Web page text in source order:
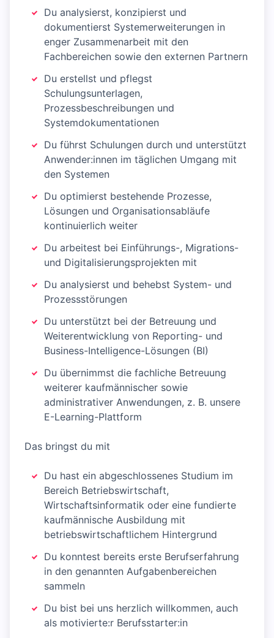
Du analysierst, konzipierst und
dokumentierst Systemerweiterungen in
enger Zusammenarbeit mit den
Fachbereichen sowie den externen Partnern
Du erstellst und pflegst
Schulungsunterlagen,
Prozessbeschreibungen und
Systemdokumentationen
Du führst Schulungen durch und unterstützt
Anwender:innen im täglichen Umgang mit
den Systemen
Du optimierst bestehende Prozesse,
Lösungen und Organisationsabläufe
kontinuierlich weiter
Du arbeitest bei Einführungs-, Migrations-
und Digitalisierungsprojekten mit
Du analysierst und behebst System- und
Prozessstörungen
Du unterstützt bei der Betreuung und
Weiterentwicklung von Reporting- und
Business-Intelligence-Lösungen (BI)
Du übernimmst die fachliche Betreuung
weiterer kaufmännischer sowie
administrativer Anwendungen, z. B. unsere
E-Learning-Plattform
Das bringst du mit
Du hast ein abgeschlossenes Studium im
Bereich Betriebswirtschaft,
Wirtschaftsinformatik oder eine fundierte
kaufmännische Ausbildung mit
betriebswirtschaftlichem Hintergrund
Du konntest bereits erste Berufserfahrung
in den genannten Aufgabenbereichen
sammeln
Du bist bei uns herzlich willkommen, auch
als motivierte:r Berufsstarter:in